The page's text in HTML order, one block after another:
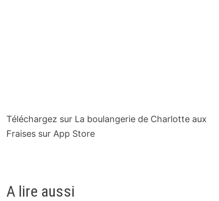
Téléchargez sur La boulangerie de Charlotte aux
Fraises sur App Store
A lire aussi